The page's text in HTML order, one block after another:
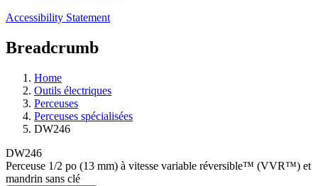
Accessibility Statement
Breadcrumb
Home
Outils électriques
Perceuses
Perceuses spécialisées
DW246
DW246
Perceuse 1/2 po (13 mm) à vitesse variable réversible™ (VVR™) et
mandrin sans clé